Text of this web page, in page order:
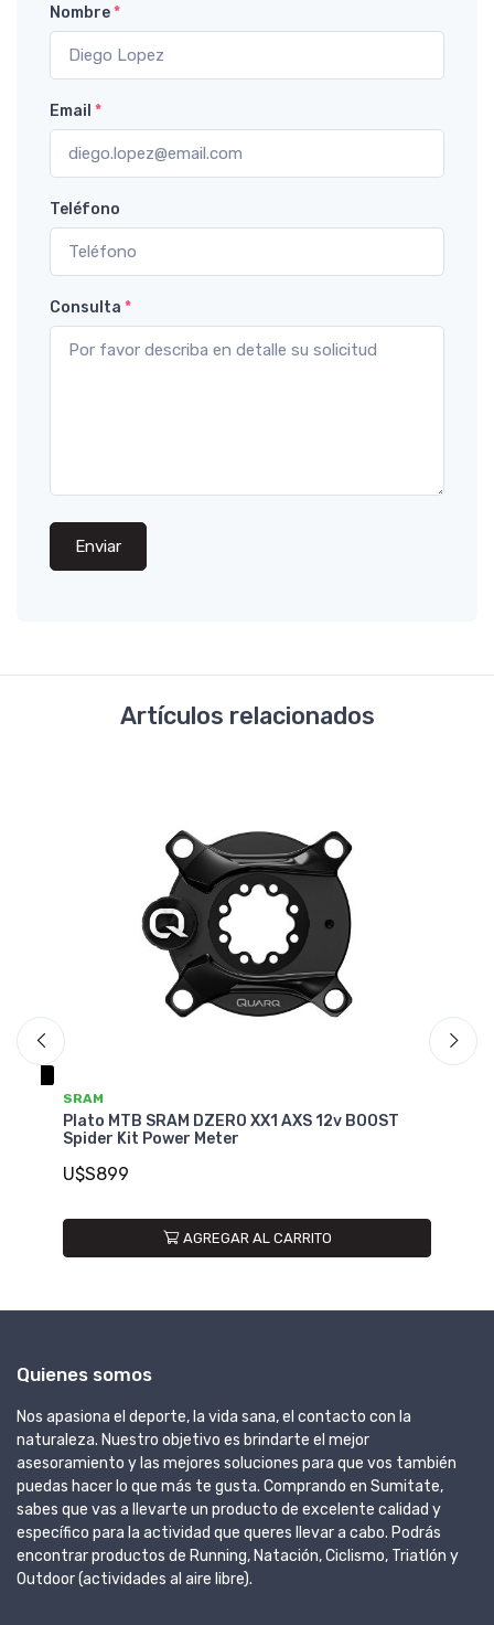
Nombre*
Email *
Teléfono
Consulta *
Enviar
Artículos relacionados
SRAM
Plato MTB SRAM DZERO XX1 AXS 12v BOOST
Spider Kit Power Meter
U$S899
AGREGAR AL CARRITO
Quienes somos
Nos apasiona el deporte, la vida sana, el contacto con la
naturaleza. Nuestro objetivo es brindarte el mejor
asesoramiento y las mejores soluciones para que vos también
puedas hacer lo que más te gusta. Comprando en Sumitate,
sabes que vas a llevarte un producto de excelente calidad y
específico para la actividad que queres llevar a cabo. Podrás
encontrar productos de Running, Natación, Ciclismo, Triatlón y
Outdoor (actividades al aire libre).